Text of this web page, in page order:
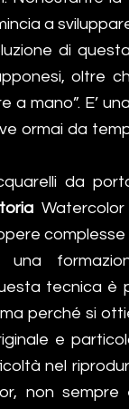
a
di
oltre
a mano”. E’
ormai da
da
tecnica è
perché si
e
nel
non